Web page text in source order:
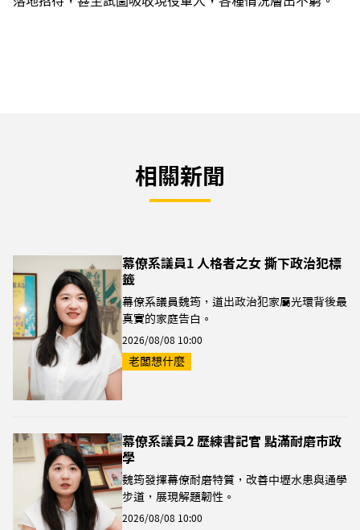
相關新聞
幕僚系議員1 人格者之女 撕下政治犯標
籤
幕僚系議員魏筠，道出政治犯家屬光環背後最
真實的家庭告白。
2026/08/08 10:00
老闆想什麼
幕僚系議員2 歷練書記官 點滿耐磨市政
學
魏筠發揮幕僚耐磨特質，改善中壢水患與通學
步道，展現解題韌性。
2026/08/08 10:00